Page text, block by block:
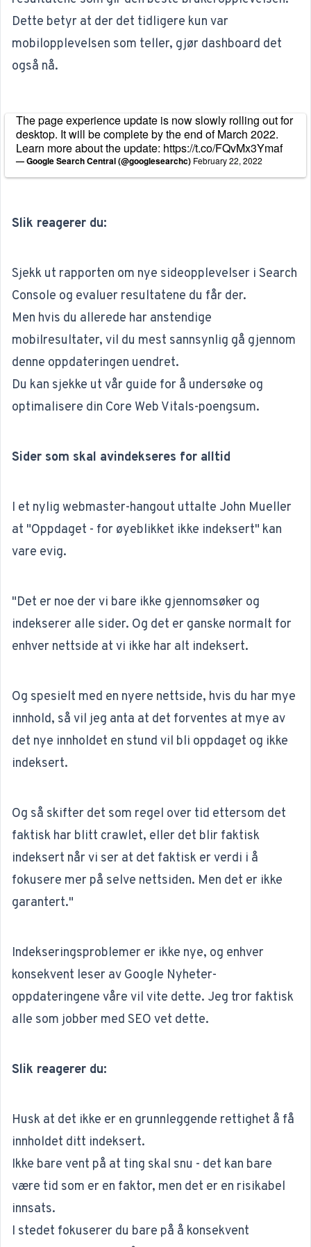
Dette betyr at der det tidligere kun var
mobilopplevelsen som teller, gjør dashboard det
også nå.
The page experience update is now slowly rolling out for
desktop. It will be complete by the end of March 2022.
Learn more about the update: https://t.co/FQvMx3Ymaf
— Google Search Central (@googlesearchc) February 22, 2022
Slik reagerer du:
Sjekk ut rapporten om nye sideopplevelser i Search
Console og evaluer resultatene du får der.
Men hvis du allerede har anstendige
mobilresultater, vil du mest sannsynlig gå gjennom
denne oppdateringen uendret.
Du kan sjekke ut vår guide for å undersøke og
optimalisere din Core Web Vitals-poengsum.
Sider som skal avindekseres for alltid
I ​​et nylig webmaster-hangout uttalte John Mueller
at "Oppdaget - for øyeblikket ikke indeksert" kan
vare evig.
"Det er noe der vi bare ikke gjennomsøker og
indekserer alle sider. Og det er ganske normalt for
enhver nettside at vi ikke har alt indeksert.
Og spesielt med en nyere nettside, hvis du har mye
innhold, så vil jeg anta at det forventes at mye av
det nye innholdet en stund vil bli oppdaget og ikke
indeksert.
Og så skifter det som regel over tid ettersom det
faktisk har blitt crawlet, eller det blir faktisk
indeksert når vi ser at det faktisk er verdi i å
fokusere mer på selve nettsiden. Men det er ikke
garantert."
Indekseringsproblemer er ikke nye, og enhver
konsekvent leser av Google Nyheter-
oppdateringene våre vil vite dette. Jeg tror faktisk
alle som jobber med SEO vet dette.
Slik reagerer du:
Husk at det ikke er en grunnleggende rettighet å få
innholdet ditt indeksert.
Ikke bare vent på at ting skal snu - det kan bare
være tid som er en faktor, men det er en risikabel
innsats.
I stedet fokuserer du bare på å konsekvent